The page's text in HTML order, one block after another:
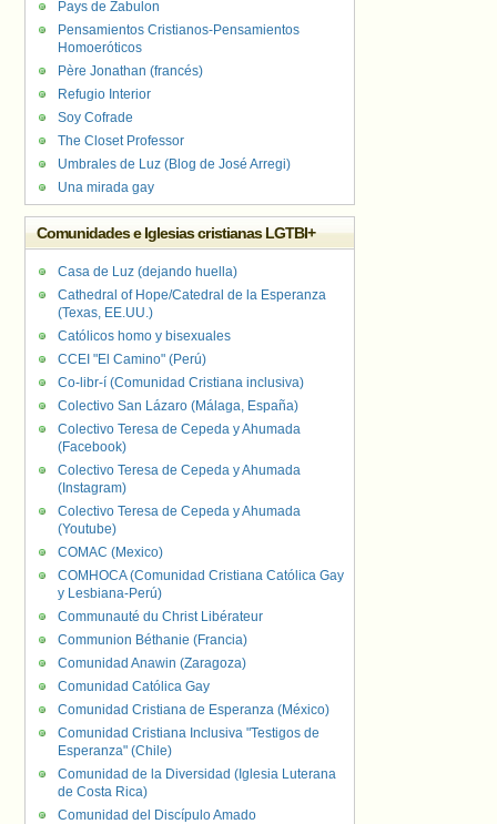
Pays de Zabulon
Pensamientos Cristianos-Pensamientos
Homoeróticos
Père Jonathan (francés)
Refugio Interior
Soy Cofrade
The Closet Professor
Umbrales de Luz (Blog de José Arregi)
Una mirada gay
Comunidades e Iglesias cristianas LGTBI+
Casa de Luz (dejando huella)
Cathedral of Hope/Catedral de la Esperanza
(Texas, EE.UU.)
Católicos homo y bisexuales
CCEI "El Camino" (Perú)
Co-libr-í (Comunidad Cristiana inclusiva)
Colectivo San Lázaro (Málaga, España)
Colectivo Teresa de Cepeda y Ahumada
(Facebook)
Colectivo Teresa de Cepeda y Ahumada
(Instagram)
Colectivo Teresa de Cepeda y Ahumada
(Youtube)
COMAC (Mexico)
COMHOCA (Comunidad Cristiana Católica Gay
y Lesbiana-Perú)
Communauté du Christ Libérateur
Communion Béthanie (Francia)
Comunidad Anawin (Zaragoza)
Comunidad Católica Gay
Comunidad Cristiana de Esperanza (México)
Comunidad Cristiana Inclusiva "Testigos de
Esperanza" (Chile)
Comunidad de la Diversidad (Iglesia Luterana
de Costa Rica)
Comunidad del Discípulo Amado